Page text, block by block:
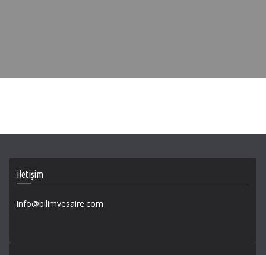
iletişim
info@bilimvesaire.com